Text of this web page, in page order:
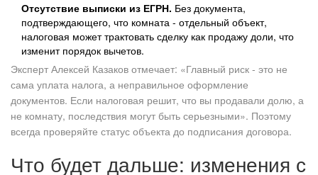
Отсутствие выписки из ЕГРН. Без документа,
подтверждающего, что комната - отдельный объект,
налоговая может трактовать сделку как продажу доли, что
изменит порядок вычетов.
Эксперт Алексей Казаков отмечает: «Главный риск - это не
сама уплата налога, а неправильное оформление
документов. Если налоговая решит, что вы продавали долю, а
не комнату, последствия могут быть серьезными». Поэтому
всегда проверяйте статус объекта до подписания договора.
Что будет дальше: изменения с